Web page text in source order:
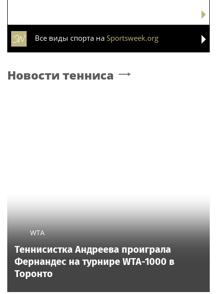
Все виды спорта на Sportsweek.org
Новости тенниса
WTA
Теннисистка Андреева проиграла
Фернандес на турнире WTA-1000 в
Торонто